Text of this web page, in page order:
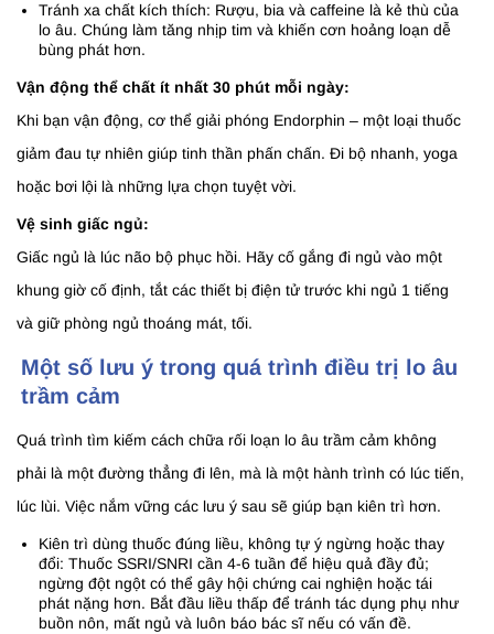
Tránh xa chất kích thích: Rượu, bia và caffeine là kẻ thù của
lo âu. Chúng làm tăng nhịp tim và khiến cơn hoảng loạn dễ
bùng phát hơn.
Vận động thể chất ít nhất 30 phút mỗi ngày:
Khi bạn vận động, cơ thể giải phóng Endorphin – một loại thuốc
giảm đau tự nhiên giúp tinh thần phấn chấn. Đi bộ nhanh, yoga
hoặc bơi lội là những lựa chọn tuyệt vời.
Vệ sinh giấc ngủ:
Giấc ngủ là lúc não bộ phục hồi. Hãy cố gắng đi ngủ vào một
khung giờ cố định, tắt các thiết bị điện tử trước khi ngủ 1 tiếng
và giữ phòng ngủ thoáng mát, tối.
Một số lưu ý trong quá trình điều trị lo âu
trầm cảm
Quá trình tìm kiếm cách chữa rối loạn lo âu trầm cảm không
phải là một đường thẳng đi lên, mà là một hành trình có lúc tiến,
lúc lùi. Việc nắm vững các lưu ý sau sẽ giúp bạn kiên trì hơn.
Kiên trì dùng thuốc đúng liều, không tự ý ngừng hoặc thay
đổi: Thuốc SSRI/SNRI cần 4-6 tuần để hiệu quả đầy đủ;
ngừng đột ngột có thể gây hội chứng cai nghiện hoặc tái
phát nặng hơn. Bắt đầu liều thấp để tránh tác dụng phụ như
buồn nôn, mất ngủ và luôn báo bác sĩ nếu có vấn đề.